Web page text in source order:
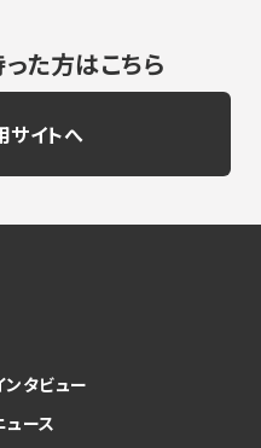
た方はこちら
サイトへ
ンタビュー
ュース